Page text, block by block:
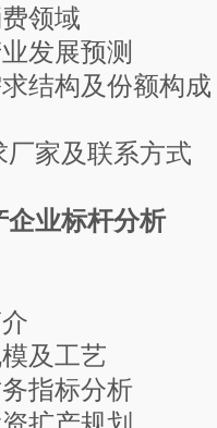
域
展预测
构及份额构成
家及联系方式
企业标杆分析
工艺
标分析